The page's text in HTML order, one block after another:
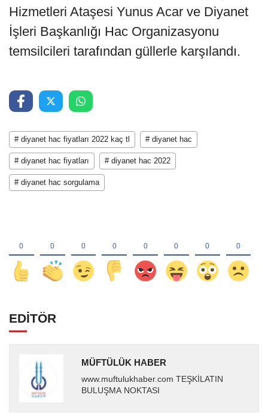
Hizmetleri Ataşesi Yunus Acar ve Diyanet
İşleri Başkanlığı Hac Organizasyonu
temsilcileri tarafından güllerle karşılandı.
# diyanet hac fiyatları 2022 kaç tl # diyanet hac
# diyanet hac fiyatları # diyanet hac 2022
# diyanet hac sorgulama
EDİTÖR
MÜFTÜLÜK HABER
www.muftulukhaber.com TEŞKİLATIN
BULUŞMA NOKTASI